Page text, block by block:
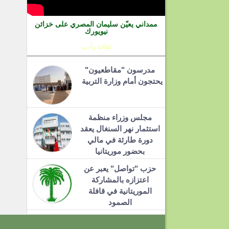
ممداني يعيّن سليمان المصري على خزائن
نيويورك
ثقافة وأدب
مدرسون "مقاطعيون"
يحتجون أمام وزارة التربية
مجلس وزراء منظمة
استثمار نهر السنغال يعقد
دورة طارئة في مالي
بحضور موريتانيا
حزب "تواصل" يعبر عن
اعتزازه بالمشاركة
الموريتانية في قافلة
الصمود